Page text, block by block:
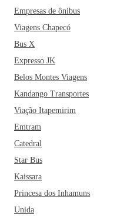
Empresas de ônibus
Viagens Chapecó
Bus X
Expresso JK
Belos Montes Viagens
Kandango Transportes
Viação Itapemirim
Emtram
Catedral
Star Bus
Kaissara
Princesa dos Inhamuns
Unida